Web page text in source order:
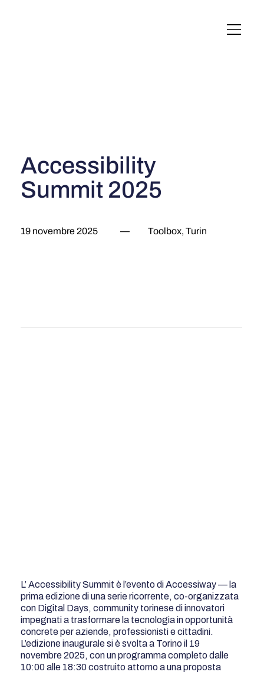
Accessibility
Summit 2025
19 novembre 2025 — Toolbox, Turin
L’ Accessibility Summit è l’evento di Accessiway — la
prima edizione di una serie ricorrente, co-organizzata
con Digital Days, community torinese di innovatori
impegnati a trasformare la tecnologia in opportunità
concrete per aziende, professionisti e cittadini.
L’edizione inaugurale si è svolta a Torino il 19
novembre 2025, con un programma completo dalle
10:00 alle 18:30 costruito attorno a una proposta